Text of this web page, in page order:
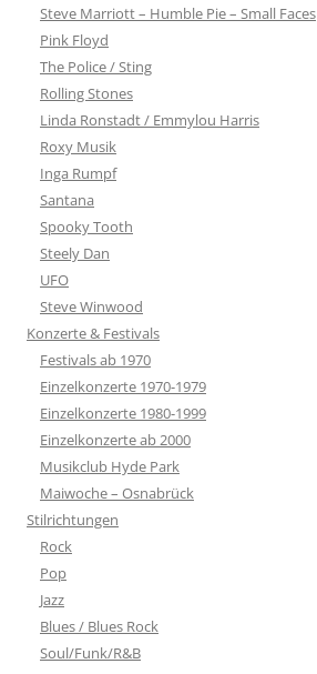
Steve Marriott – Humble Pie – Small Faces
Pink Floyd
The Police / Sting
Rolling Stones
Linda Ronstadt / Emmylou Harris
Roxy Musik
Inga Rumpf
Santana
Spooky Tooth
Steely Dan
UFO
Steve Winwood
Konzerte & Festivals
Festivals ab 1970
Einzelkonzerte 1970-1979
Einzelkonzerte 1980-1999
Einzelkonzerte ab 2000
Musikclub Hyde Park
Maiwoche – Osnabrück
Stilrichtungen
Rock
Pop
Jazz
Blues / Blues Rock
Soul/Funk/R&B